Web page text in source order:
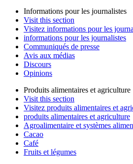
Informations pour les journalistes
Visit this section
Visitez informations pour les
informations pour les journalistes
Communiqués de presse
Avis aux médias
Discours
Opinions
Produits alimentaires et agriculture
Visit this section
Visitez produits alimentaires et
produits alimentaires et agriculture
Agroalimentaire et systèmes
Cacao
Café
Fruits et légumes